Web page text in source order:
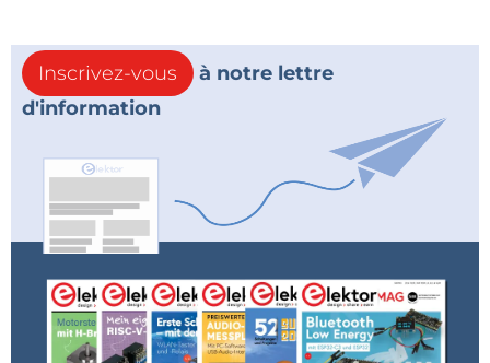
Inscrivez-vous
à notre lettre
d'information